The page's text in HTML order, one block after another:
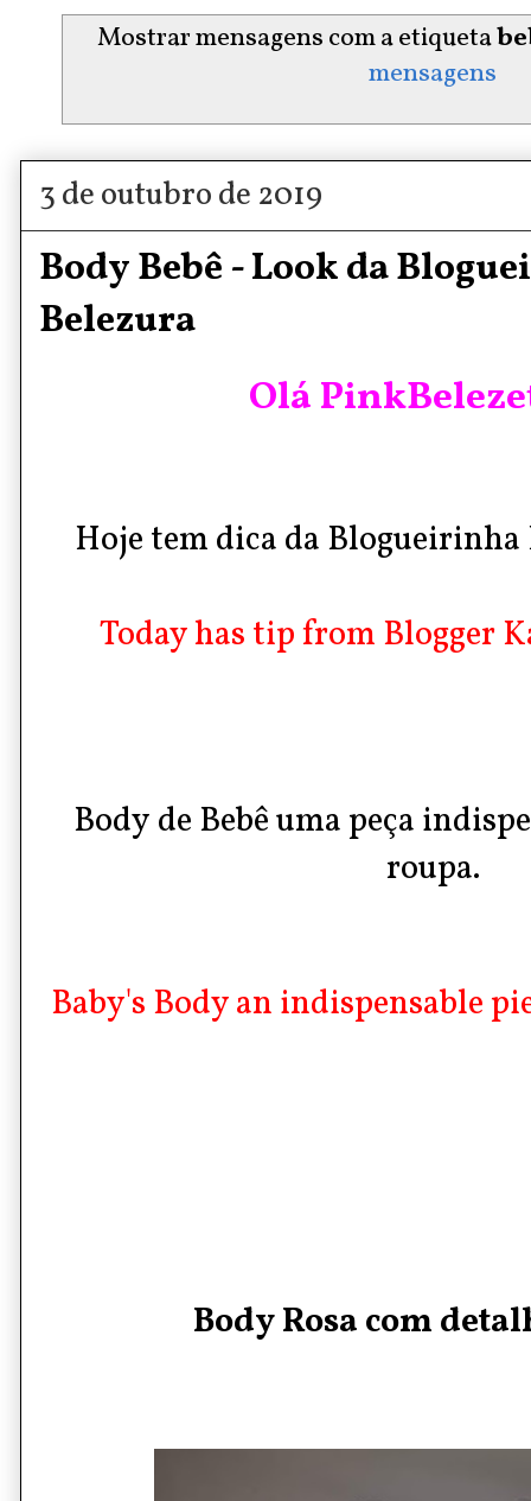
Mostrar mensagens com a etiqueta
mensagens
3 de outubro de 2019
Body Bebê - Look da
Belezura
Olá
Hoje tem dica da
Today has tip from Blogger
Bodyde Bebêuma peça
roupa.
Baby's Body an indispensable
Body Rosa com